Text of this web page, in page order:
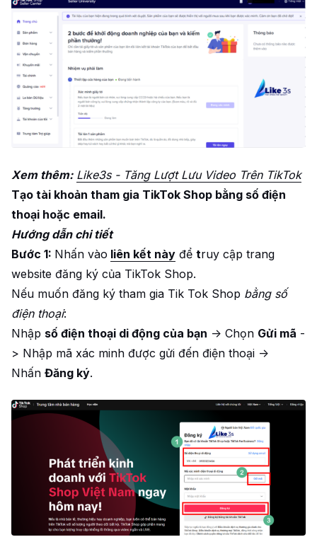
Xem thêm: Like3s - Tăng Lượt Lưu Video Trên TikTok
Tạo tài khoản tham gia TikTok Shop bằng số điện
thoại hoặc email.
Hướng dẫn chi tiết
Bước 1: Nhấn vào liên kết này để truy cập trang
website đăng ký của TikTok Shop.
Nếu muốn đăng ký tham gia Tik Tok Shop bằng số
điện thoại:
Nhập số điện thoại di động của bạn -> Chọn Gửi mã -
> Nhập mã xác minh được gửi đến điện thoại ->
Nhấn Đăng ký.